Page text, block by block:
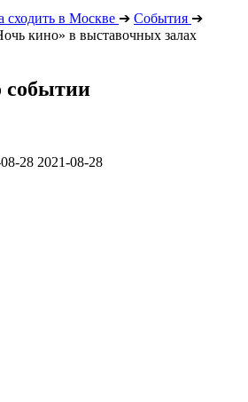
в Москве ➔ События ➔
кино» в выставочных залах
28 2021-08-28